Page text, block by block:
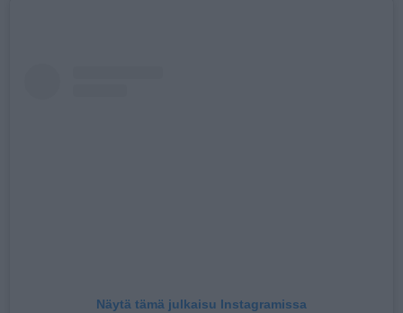
Näytä tämä julkaisu Instagramissa